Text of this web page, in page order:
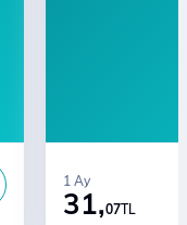
31,07TL
1 Ay